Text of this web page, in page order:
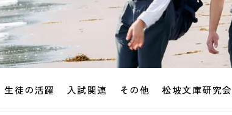
生徒の活躍 入試関連 その他 松坡文庫研究会